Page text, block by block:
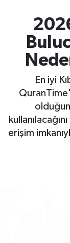
En iyi
erişim
Tüm
Son
Haber